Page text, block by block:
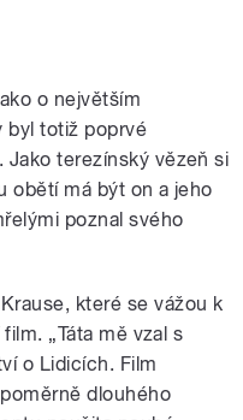
o největším
byl totiž poprvé
terezínský vězeň si
obětí má být on a jeho
poznal svého
které se vážou k
film. „Táta mě vzal s
o Lidicích. Film
dlouhého